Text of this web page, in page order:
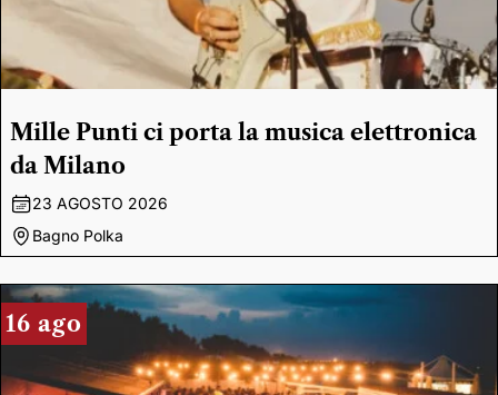
Mille Punti ci porta la musica elettronica
da Milano
23 AGOSTO 2026
Bagno Polka
16 ago